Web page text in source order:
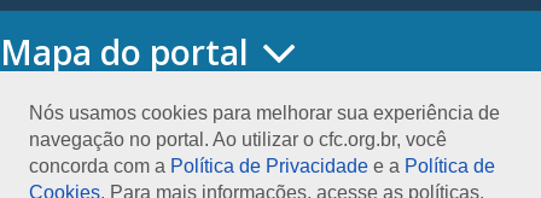
Nós usamos cookies para melhorar sua experiência de
navegação no portal. Ao utilizar o cfc.org.br, você
concorda com a Política de Privacidade e a Política de
Cookies. Para mais informações, acesse as políticas.
Mapa do portal
O CONSELHO
Conselho Diretor
Nossa Sede